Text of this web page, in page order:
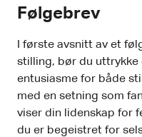
Følgebrev
I første avsnitt av et
stilling, bør du uttrykke
entusiasme for både
med en setning som
viser din lidenskap for
du er begeistret for